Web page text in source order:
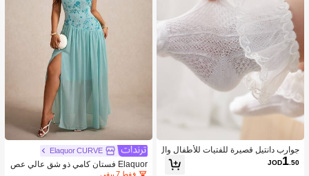
جوارب دانتيل قصيرة للفتيات للأطفال وال
رضع بنمط الأميرة اللطيفة، الخامة، مريح
ة ومتوفرة بتصميم دانتيل بأجنحة بيضاء و
JOD1.50
Elaquor CURVE
Elaquor فستان كامي ذو شق عالي عص
ري ذو رقعات من الترتر لمقاسات كبيرة